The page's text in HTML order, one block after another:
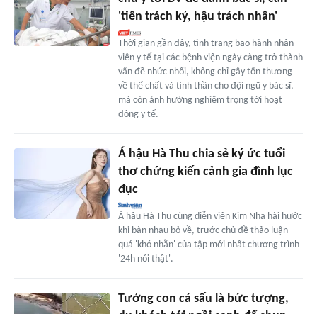
'tiên trách kỷ, hậu trách nhân'
Thời gian gần đây, tình trạng bạo hành nhân
viên y tế tại các bệnh viện ngày càng trở thành
vấn đề nhức nhối, không chỉ gây tổn thương
về thể chất và tinh thần cho đội ngũ y bác sĩ,
mà còn ảnh hưởng nghiêm trọng tới hoạt
động y tế.
Á hậu Hà Thu chia sẻ ký ức tuổi
thơ chứng kiến cảnh gia đình lục
đục
Á hậu Hà Thu cùng diễn viên Kim Nhã hài hước
khi bàn nhau bỏ về, trước chủ đề thảo luận
quá 'khó nhằn' của tập mới nhất chương trình
'24h nói thật'.
Tưởng con cá sấu là bức tượng,